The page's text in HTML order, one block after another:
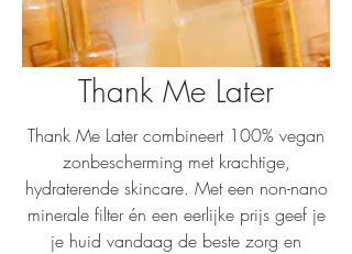
Thank Me Later
Thank Me Later combineert 100% vegan
zonbescherming met krachtige,
hydraterende skincare. Met een non-nano
minerale filter én een eerlijke prijs geef je
je huid vandaag de beste zorg en